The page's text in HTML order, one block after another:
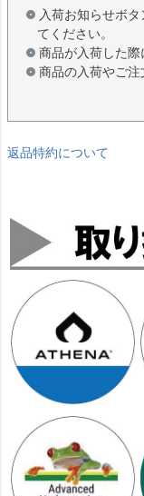
入荷お知らせボ
てください。
商品が入荷した際
商品の入荷やご注
返品特約について